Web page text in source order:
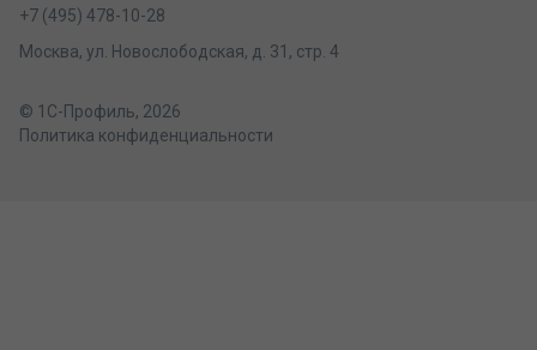
+7 (495) 478-10-28
Москва, ул. Новослободская, д. 31, стр. 4
© 1С-Профиль, 2026
Политика конфиденциальности